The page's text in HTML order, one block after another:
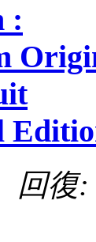
:
回復: